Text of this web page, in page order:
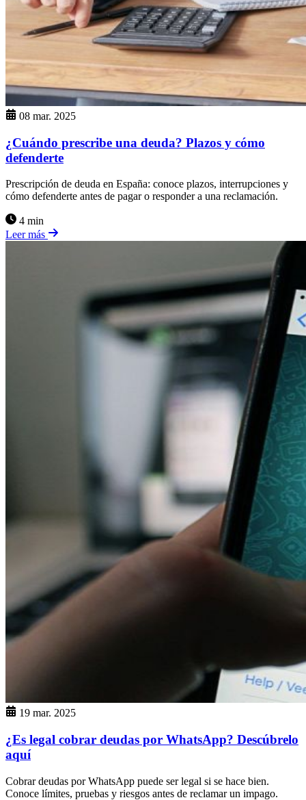
08 mar. 2025
¿Cuándo prescribe una deuda? Plazos y cómo
defenderte
Prescripción de deuda en España: conoce plazos, interrupciones y
cómo defenderte antes de pagar o responder a una reclamación.
4 min
Leer más
19 mar. 2025
¿Es legal cobrar deudas por WhatsApp? Descúbrelo
aquí
Cobrar deudas por WhatsApp puede ser legal si se hace bien.
Conoce límites, pruebas y riesgos antes de reclamar un impago.